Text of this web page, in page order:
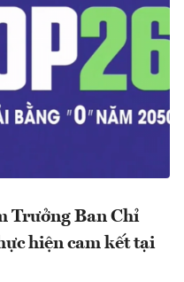
Trưởng Ban Chỉ
hiện cam kết tại